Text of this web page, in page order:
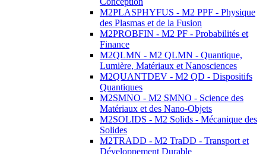
M2PLASPHYFUS - M2 PPF - Physique
des Plasmas et de la Fusion
M2PROBFIN - M2 PF - Probabilités et
Finance
M2QLMN - M2 QLMN - Quantique,
Lumière, Matériaux et Nanosciences
M2QUANTDEV - M2 QD - Dispositifs
Quantiques
M2SMNO - M2 SMNO - Science des
Matériaux et des Nano-Objets
M2SOLIDS - M2 Solids - Mécanique des
Solides
M2TRADD - M2 TraDD - Transport et
Développement Durable